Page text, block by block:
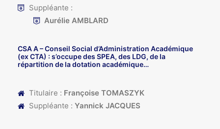
Suppléante :
Aurélie AMBLARD
CSA A– Conseil Social d’Administration Académique
(ex CTA) : s’occupe des SPEA, des LDG, de la
répartition de la dotation académique…
Titulaire : Françoise TOMASZYK
Suppléante : Yannick JACQUES